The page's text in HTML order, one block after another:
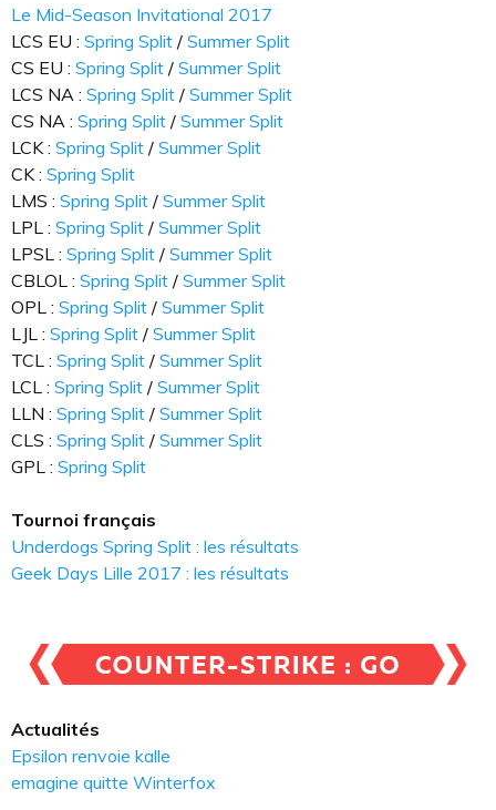
Le Mid-Season Invitational 2017
LCS EU : Spring Split / Summer Split
CS EU : Spring Split / Summer Split
LCS NA : Spring Split / Summer Split
CS NA : Spring Split / Summer Split
LCK : Spring Split / Summer Split
CK : Spring Split
LMS : Spring Split / Summer Split
LPL : Spring Split / Summer Split
LPSL : Spring Split / Summer Split
CBLOL : Spring Split / Summer Split
OPL : Spring Split / Summer Split
LJL : Spring Split / Summer Split
TCL : Spring Split / Summer Split
LCL : Spring Split / Summer Split
LLN : Spring Split / Summer Split
CLS : Spring Split / Summer Split
GPL : Spring Split
Tournoi français
Underdogs Spring Split : les résultats
Geek Days Lille 2017 : les résultats
Actualités
Epsilon renvoie kalle
emagine quitte Winterfox